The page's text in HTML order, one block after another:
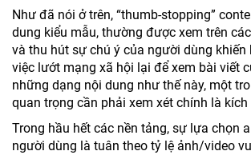
Như đã nói ở trên, “thumb-stopping”
dung kiểu mẫu, thường được xem trên
và thu hút sự chú ý của người dùng khiến
việc lướt mạng xã hội lại để xem bài viết
những dạng nội dung như thế này, một
quan trọng cần phải xem xét chính là
Trong hầu hết các nền tảng, sự lựa chọn
người dùng là tuân theo tỷ lệ ảnh/video